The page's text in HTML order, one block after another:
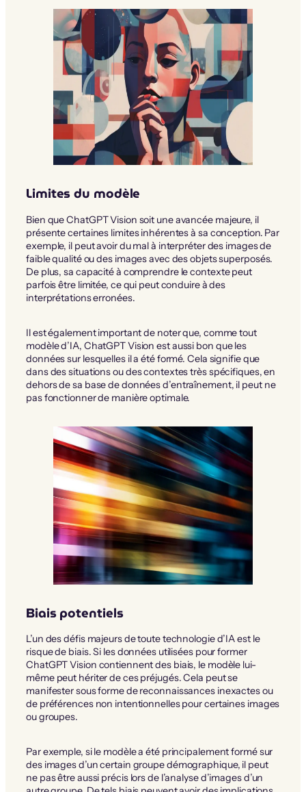
Limites du modèle
Bien que ChatGPT Vision soit une avancée majeure, il
présente certaines limites inhérentes à sa conception. Par
exemple, il peut avoir du mal à interpréter des images de
faible qualité ou des images avec des objets superposés.
De plus, sa capacité à comprendre le contexte peut
parfois être limitée, ce qui peut conduire à des
interprétations erronées.
Il est également important de noter que, comme tout
modèle d’IA, ChatGPT Vision est aussi bon que les
données sur lesquelles il a été formé. Cela signifie que
dans des situations ou des contextes très spécifiques, en
dehors de sa base de données d’entraînement, il peut ne
pas fonctionner de manière optimale.
Biais potentiels
L’un des défis majeurs de toute technologie d’IA est le
risque de biais. Si les données utilisées pour former
ChatGPT Vision contiennent des biais, le modèle lui-
même peut hériter de ces préjugés. Cela peut se
manifester sous forme de reconnaissances inexactes ou
de préférences non intentionnelles pour certaines images
ou groupes.
Par exemple, si le modèle a été principalement formé sur
des images d’un certain groupe démographique, il peut
ne pas être aussi précis lors de l’analyse d’images d’un